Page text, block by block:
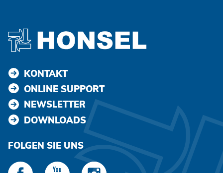
KONTAKT
ONLINE SUPPORT
NEWSLETTER
DOWNLOADS
FOLGEN SIE UNS